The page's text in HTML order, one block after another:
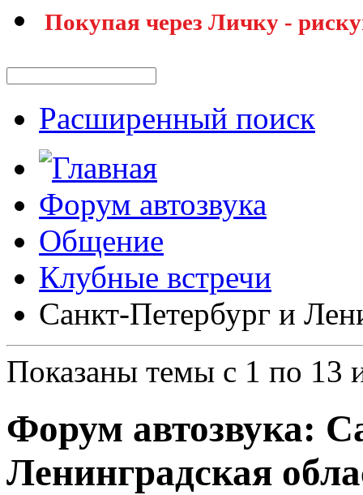
Покупая через Личку -
Расширенный поиск
Форум автозвука
Общение
Клубные встречи
Санкт-Петербург и
Показаны темы с 1 по 13
Форум автозвука:
Ленинградская